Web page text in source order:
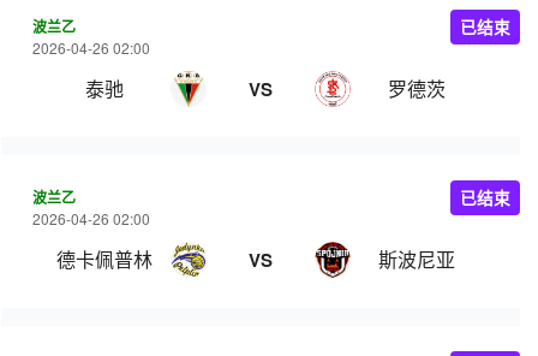
波兰乙
2026-04-26 02:00
泰驰 VS 罗德茨
已结束
波兰乙
2026-04-26 02:00
德卡佩普林 VS 斯波尼亚
已结束